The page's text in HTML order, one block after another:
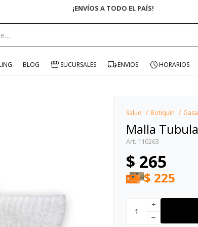
BLOG SUCURSALES ENVIOS HORARIOS
Salud Botiquín
Malla
110263
$ 265
$ 225
add
remove